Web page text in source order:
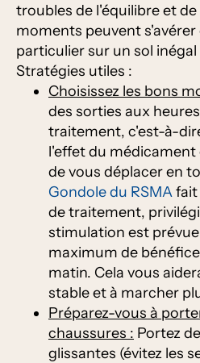
troubles de l'équilibre et de
moments peuvent s'avérer
particulier sur un sol
Stratégies utiles :
Choisissez les bons
des sorties aux
traitement, c'est-à-
l'effet du
de vous déplacer en
Gondole du RSMAfait
de traitement,
stimulation est
maximum de
matin. Cela vous
stable et à marcher
Préparez-vous à
chaussures : Portez
glissantes (évitez les